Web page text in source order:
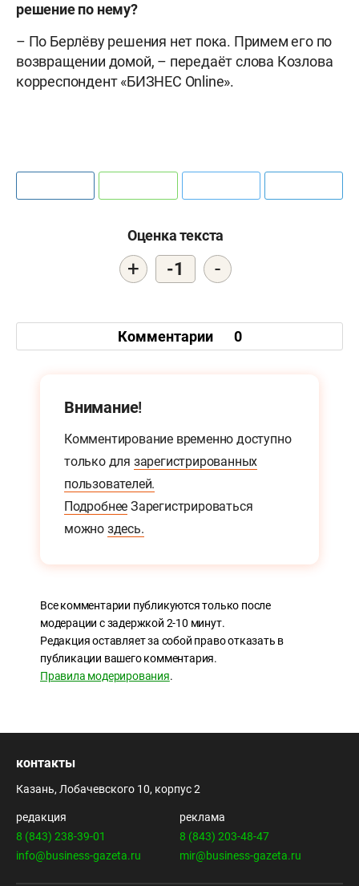
решение по нему?
– По Берлёву решения нет пока. Примем его по
возвращении домой, – передаёт слова Козлова
корреспондент «БИЗНЕС Online».
Оценка текста
+ -1 -
Комментарии 0
Внимание!
Комментирование временно доступно
только для зарегистрированных
пользователей.
Подробнее Зарегистрироваться
можно здесь.
Все комментарии публикуются только после
модерации с задержкой 2-10 минут.
Редакция оставляет за собой право отказать в
публикации вашего комментария.
Правила модерирования.
контакты
Казань, Лобачевского 10, корпус 2
редакция
8 (843) 238-39-01
info@business-gazeta.ru
реклама
8 (843) 203-48-47
mir@business-gazeta.ru